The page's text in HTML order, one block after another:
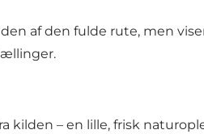
af den fulde rute, men
kilden – en lille, frisk